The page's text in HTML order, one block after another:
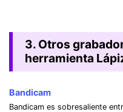
3. Otros
herramienta
Bandicam
Bandicam es sobresaliente